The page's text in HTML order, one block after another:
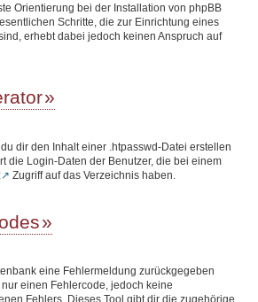
Orientierung bei der Installation von phpBB
Schritte, die zur Einrichtung eines
erhebt dabei jedoch keinen Anspruch auf
dir den Inhalt einer .htpasswd-Datei erstellen
die Login-Daten der Benutzer, die bei einem
Zugriff auf das Verzeichnis haben.
eine Fehlermeldung zurückgegeben
einen Fehlercode, jedoch keine